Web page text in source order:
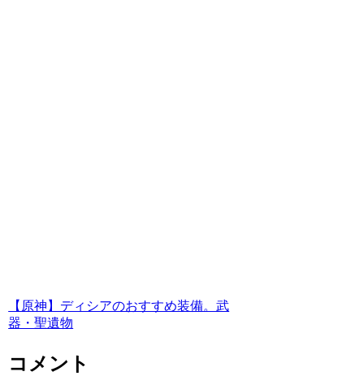
【原神】ディシアのおすすめ装備。武
器・聖遺物
コメント